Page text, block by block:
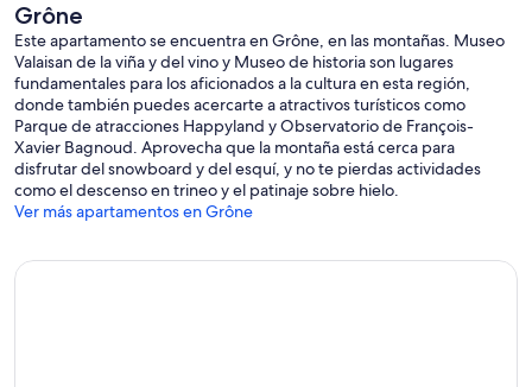
Grône
Este apartamento se encuentra en Grône, en las montañas. Museo
Valaisan de la viña y del vino y Museo de historia son lugares
fundamentales para los aficionados a la cultura en esta región,
donde también puedes acercarte a atractivos turísticos como
Parque de atracciones Happyland y Observatorio de François-
Xavier Bagnoud. Aprovecha que la montaña está cerca para
disfrutar del snowboard y del esquí, y no te pierdas actividades
como el descenso en trineo y el patinaje sobre hielo.
Ver más apartamentos en Grône